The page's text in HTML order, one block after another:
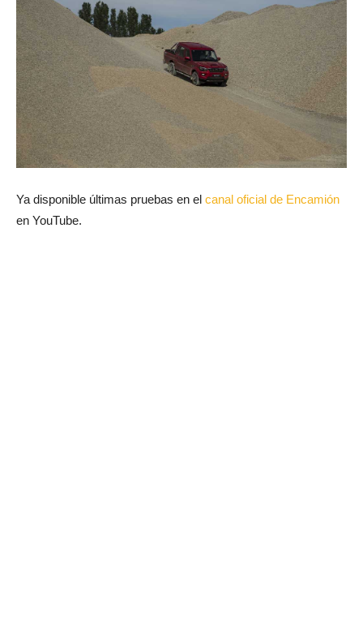
Ya disponible últimas pruebas en el canal oficial de Encamión
en YouTube.